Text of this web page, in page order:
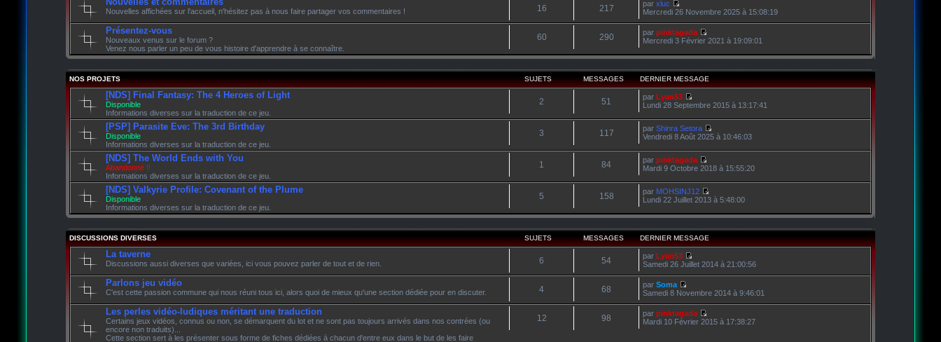
Nouvelles affichées sur l'accueil, n'hésitez pas à nous faire partager vos commentaires ! 16 217 par xluc
Mercredi 26 Novembre 2025 à 15:08:19
Présentez-vous
Nouveaux venus sur le forum ?
Venez nous parler un peu de vous histoire d'apprendre à se connaître.
60 290 par pinktagada
Mercredi 3 Février 2021 à 19:09:01
NOS PROJETS SUJETS MESSAGES DERNIER MESSAGE
[NDS] Final Fantasy: The 4 Heroes of Light
Disponible
Informations diverses sur la traduction de ce jeu.
2 51 par Lyan53
Lundi 28 Septembre 2015 à 13:17:41
[PSP] Parasite Eve: The 3rd Birthday
Disponible
Informations diverses sur la traduction de ce jeu.
3 117 par Shinra Setora
Vendredi 8 Août 2025 à 10:46:03
[NDS] The World Ends with You
Abandonné !!
Informations diverses sur la traduction de ce jeu.
1 84 par pinktagada
Mardi 9 Octobre 2018 à 15:55:20
[NDS] Valkyrie Profile: Covenant of the Plume
Disponible
Informations diverses sur la traduction de ce jeu.
5 158 par MOHSINJ12
Lundi 22 Juillet 2013 à 5:48:00
DISCUSSIONS DIVERSES SUJETS MESSAGES DERNIER MESSAGE
La taverne
Discussions aussi diverses que variées, ici vous pouvez parler de tout et de rien. 6 54 par Lyan53
Samedi 26 Juillet 2014 à 21:00:56
Parlons jeu vidéo
C'est cette passion commune qui nous réuni tous ici, alors quoi de mieux qu'une section dédiée pour en discuter. 4 68 par Soma
Samedi 8 Novembre 2014 à 9:46:01
Les perles vidéo-ludiques méritant une traduction
Certains jeux vidéos, connus ou non, se démarquent du lot et ne sont pas toujours arrivés dans nos contrées (ou
encore non traduits)...
Cette section sert à les présenter sous forme de fiches dédiées à chacun d'entre eux dans le but de les faire
12 98 par pinktagada
Mardi 10 Février 2015 à 17:38:27